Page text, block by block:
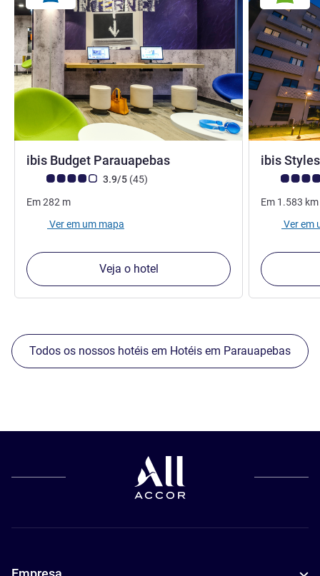
ibis Budget Parauapebas
Nota clientes Avis (Classificação ALL)
3.9/5 (45comentários
)
Em282 m
Ver em um mapa
Veja o hotel
ibis
Nota
Em 1.583 km
Ver em
Todos os nossos hotéis em Hotéis em Parauapebas